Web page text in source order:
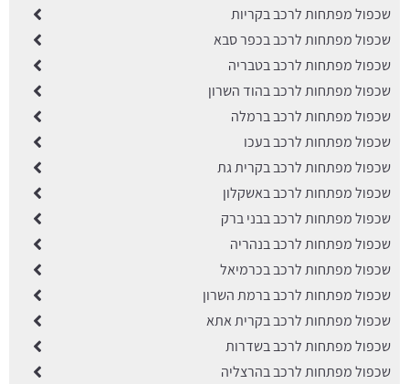
שכפול מפתחות לרכב בקריות
שכפול מפתחות לרכב בכפר סבא
שכפול מפתחות לרכב בטבריה
שכפול מפתחות לרכב בהוד השרון
שכפול מפתחות לרכב ברמלה
שכפול מפתחות לרכב בעכו
שכפול מפתחות לרכב בקרית גת
שכפול מפתחות לרכב באשקלון
שכפול מפתחות לרכב בבני ברק
שכפול מפתחות לרכב בנהריה
שכפול מפתחות לרכב בכרמיאל
שכפול מפתחות לרכב ברמת השרון
שכפול מפתחות לרכב בקרית אתא
שכפול מפתחות לרכב בשדרות
שכפול מפתחות לרכב בהרצליה